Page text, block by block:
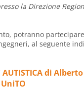
la Direzione
potranno
al seguente
di